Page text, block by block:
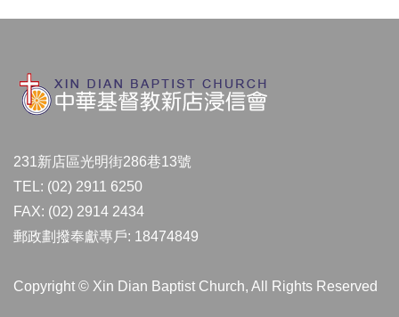
231新店區光明街286巷13號
TEL: (02) 2911 6250
FAX: (02) 2914 2434
郵政劃撥奉獻專戶: 18474849
Copyright © Xin Dian Baptist Church, All Rights Reserved